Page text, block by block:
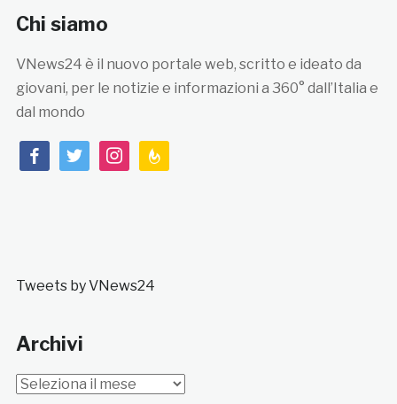
Chi siamo
VNews24 è il nuovo portale web, scritto e ideato da
giovani, per le notizie e informazioni a 360° dall’Italia e
dal mondo
facebooktwitterinstagramfeedburner
Tweets by VNews24
Archivi
Archivi